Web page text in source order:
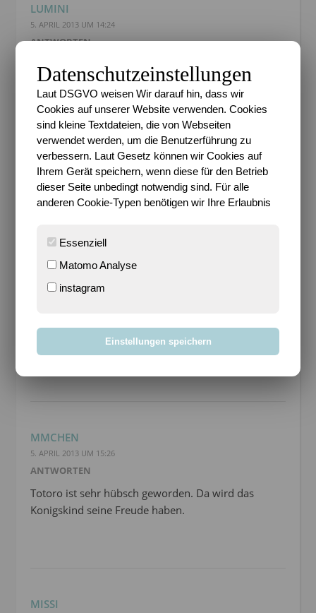
LUMINI
5. APRIL 2013 UM 14:24
ANTWORTEN
Tolle Idee und sehr schön geworden. Prima Idee mit
der Gummibärchentüte, muss ich mir merken, denn
ich will auch ein Knisterkissen nähen.
SARI
5. APRIL 2013 UM 14:34
Sabrina: Die Tüte ist natürlich leer und
aufgeschnitten. Nur noch das Plastik. Mit Inhalt
fände ich jetzt doch komisch. Ich muss gestehen,
das mit dem Bratenschlauch habe ich noch nie
: Einfach und effektiv. Danke!
MMCHEN
5. APRIL 2013 UM 15:26
ANTWORTEN
Totoro ist sehr hübsch geworden. Da wird das
Konigskind seine Freude haben.
MISSI
Datenschutzeinstellungen
Laut DSGVO weisen Wir darauf hin, dass wir
Cookies auf unserer Website verwenden. Cookies
sind kleine Textdateien, die von Webseiten
verwendet werden, um die Benutzerführung zu
verbessern. Laut Gesetz können wir Cookies auf
Ihrem Gerät speichern, wenn diese für den Betrieb
dieser Seite unbedingt notwendig sind. Für alle
anderen Cookie-Typen benötigen wir Ihre Erlaubnis
Essenziell
Matomo Analyse
instagram
Einstellungen speichern